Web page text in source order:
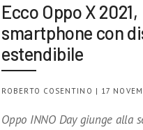
Ecco Oppo X 2021,
smartphone con
estendibile
ROBERTO COSENTINO | 17
Oppo INNO Day giunge alla